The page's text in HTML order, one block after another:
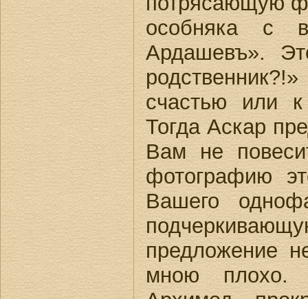
особняка с
Ардашевъ».
счастью или
Тогда Аскар
Вам не
фотографию
Вашего
предложение
мною плохо.